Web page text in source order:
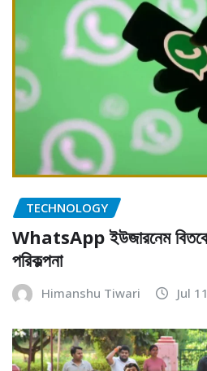
TECHNOLOGY
WhatsApp ইউজারনেম
পরিকল্পনা
Himanshu Tiwari Jul